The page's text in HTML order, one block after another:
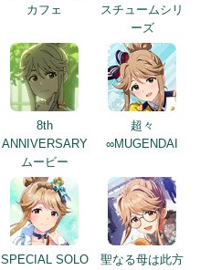
カフェ
スチュームシリ
ーズ
8th
ANNIVERSARY
ムービー
超々
∞MUGENDAI
SPECIAL SOLO
聖なる母は此方